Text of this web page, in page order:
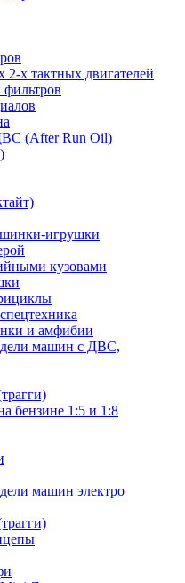
х тактных двигателей
(After Run Oil)
игрушки
кузовами
и амфибии
машин с ДВС,
бензине 1:5 и 1:8
машин электро